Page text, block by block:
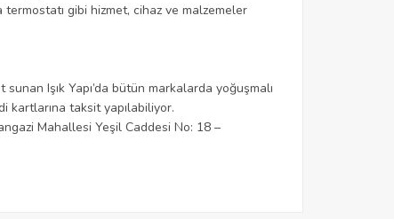
gibi hizmet, cihaz ve malzemeler
Işık Yapı’da bütün markalarda yoğuşmalı
kartlarına taksit yapılabiliyor.
Mahallesi Yeşil Caddesi No: 18 –